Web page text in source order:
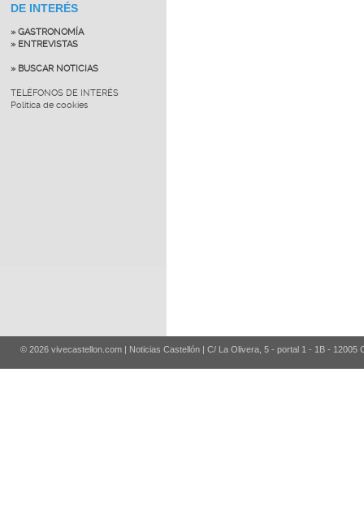
DE INTERÉS
» GASTRONOMÍA
» ENTREVISTAS
» BUSCAR NOTICIAS
TELÉFONOS DE INTERÉS
Política de cookies
© 2026 vivecastellon.com | Noticias Castellón | C/ La Olivera, 5 - portal 1 - 1B - 12005